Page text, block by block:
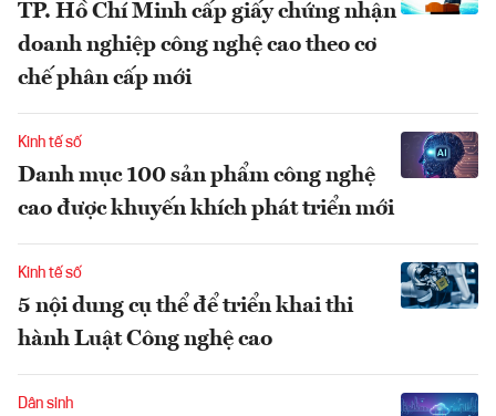
TP. Hồ Chí Minh cấp giấy chứng nhận
doanh nghiệp công nghệ cao theo cơ
chế phân cấp mới
Kinh tế số
Danh mục 100 sản phẩm công nghệ
cao được khuyến khích phát triển mới
Kinh tế số
5 nội dung cụ thể để triển khai thi
hành Luật Công nghệ cao
Dân sinh